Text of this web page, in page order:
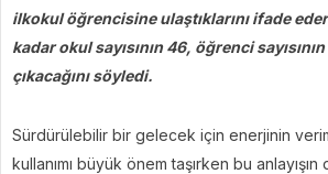
ilkokul öğrencisine ulaştıklarını ifade
kadar okul sayısının 46, öğrenci
çıkacağını söyledi.
Sürdürülebilir bir gelecek için enerjinin
kullanımı büyük önem taşırken bu